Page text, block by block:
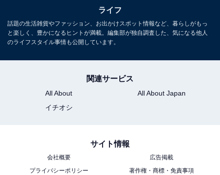
「La Roche（ラ・ロシェ）」高島屋セレクトボックス（7種計7個入、税込
ライフ
話題の生活雑貨やファッション、お出かけスポット情報など、暮らしがもっ
と楽しく、豊かになるヒントが満載。編集部が独自調査した、気になる他人
のライフスタイル事情も公開しています。
関連サービス
All About
All About Japan
イチオシ
サイト情報
会社概要
広告掲載
プライバシーポリシー
著作権・商標・免責事項